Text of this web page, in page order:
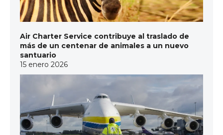
Air Charter Service contribuye al traslado de
más de un centenar de animales a un nuevo
santuario
15 enero 2026